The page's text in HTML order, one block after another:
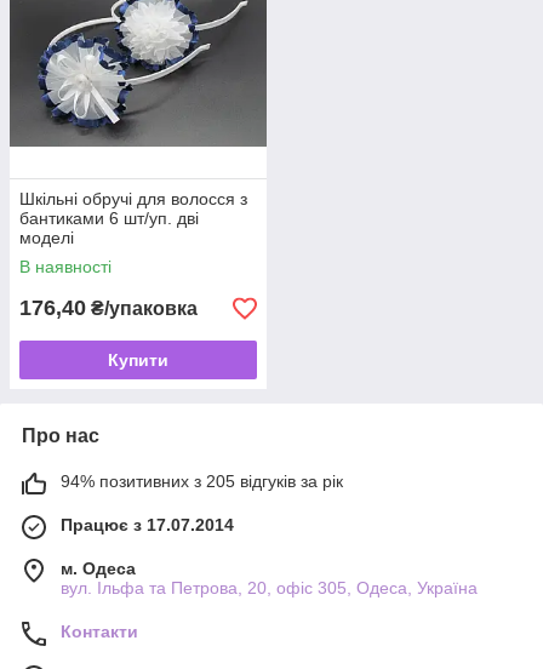
Шкільні обручі для волосся з
бантиками 6 шт/уп. дві
моделі
В наявності
176,40 ₴/упаковка
Купити
Про нас
94% позитивних з 205 відгуків за рік
Працює з 17.07.2014
м. Одеса
вул. Ільфа та Петрова, 20, офіс 305, Одеса, Україна
Контакти